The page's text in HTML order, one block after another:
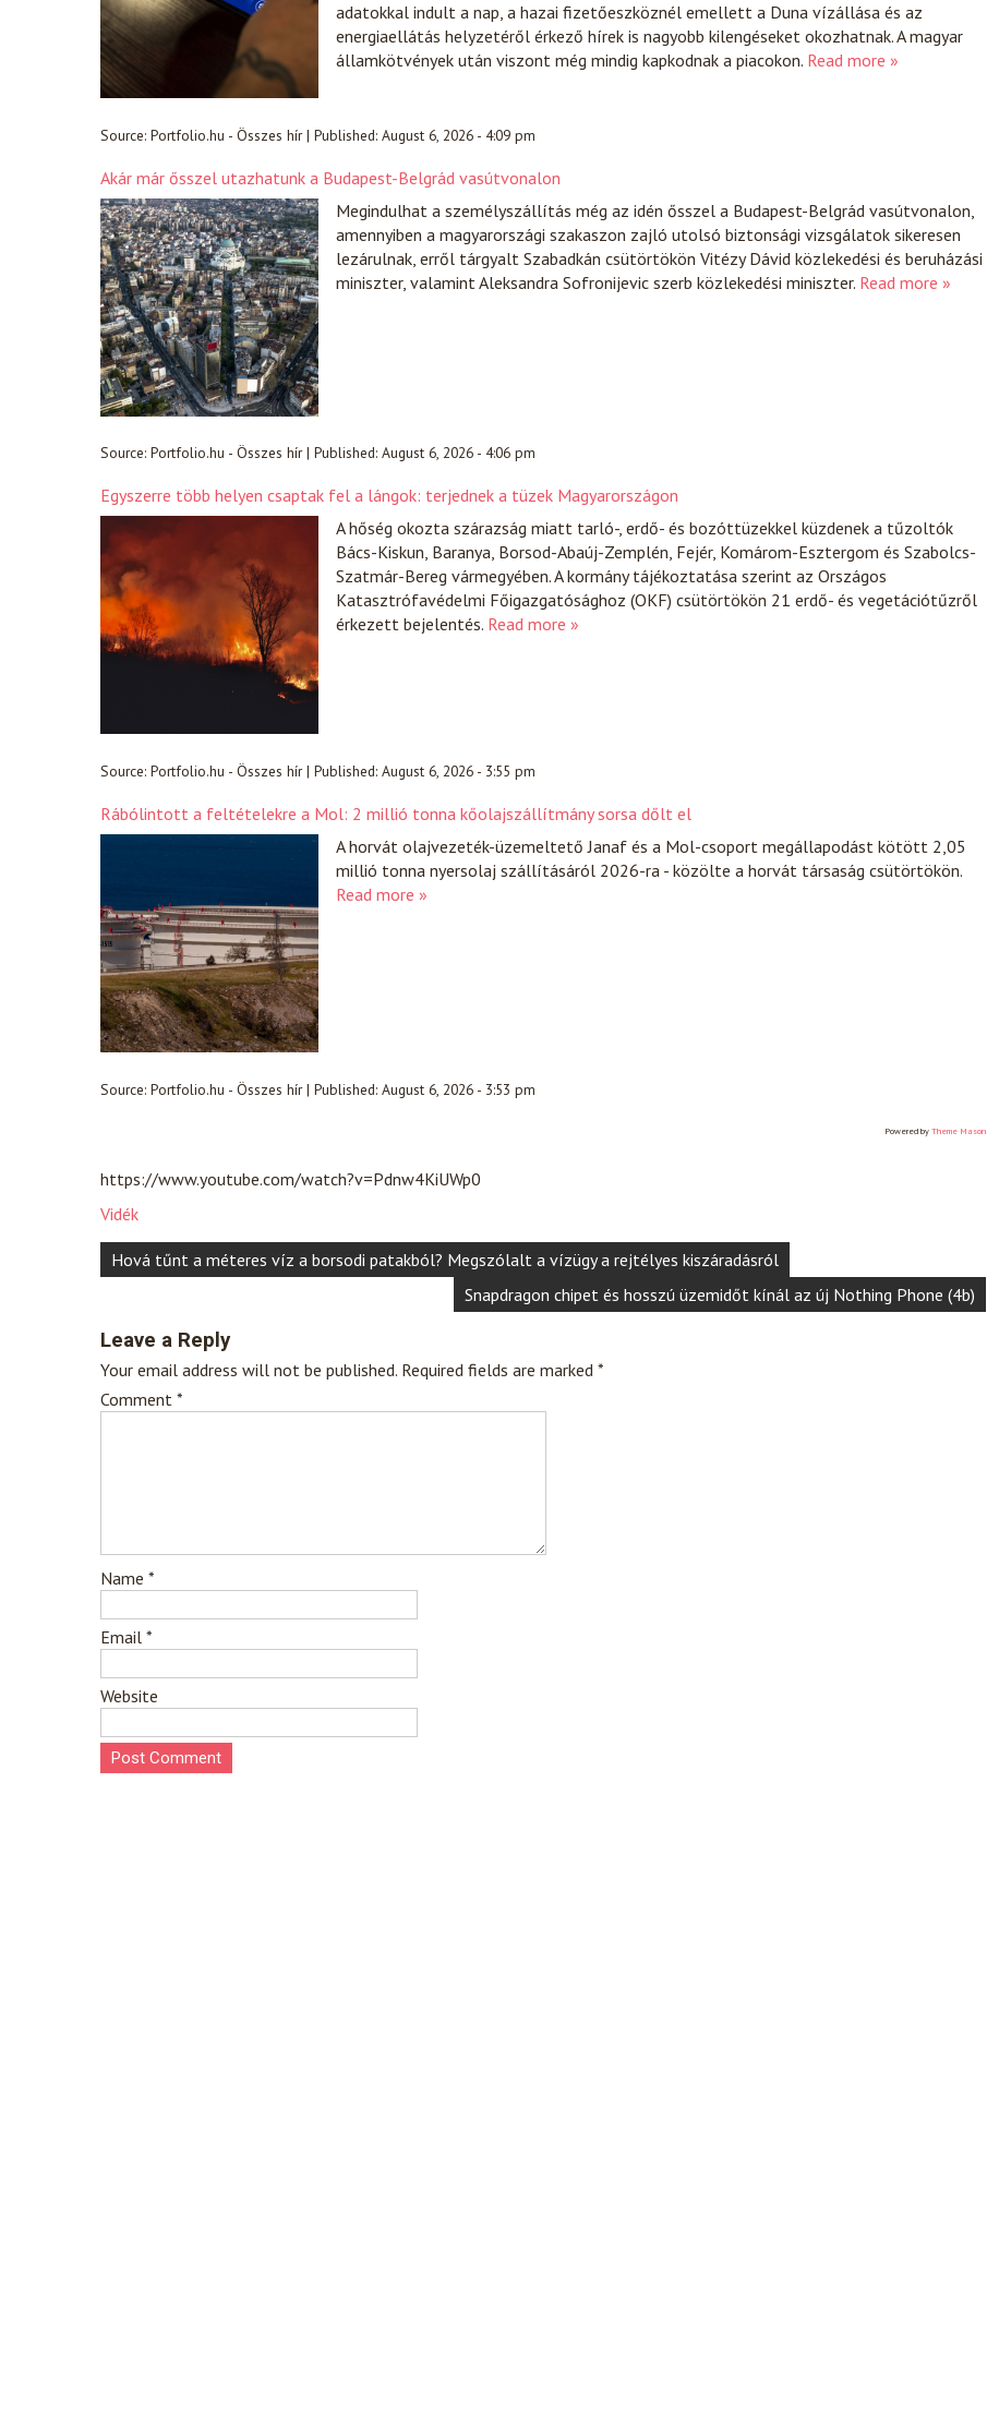
adatokkal indult a nap, a hazai fizetőeszköznél emellett a Duna vízállása és az
energiaellátás helyzetéről érkező hírek is nagyobb kilengéseket okozhatnak. A magyar
államkötvények után viszont még mindig kapkodnak a piacokon. Read more »
Source: Portfolio.hu - Összes hír| Published: August 6, 2026 - 4:09 pm
Akár már ősszel utazhatunk a Budapest-Belgrád vasútvonalon
Megindulhat a személyszállítás még az idén ősszel a Budapest-Belgrád vasútvonalon,
amennyiben a magyarországi szakaszon zajló utolsó biztonsági vizsgálatok sikeresen
lezárulnak, erről tárgyalt Szabadkán csütörtökön Vitézy Dávid közlekedési és beruházási
miniszter, valamint Aleksandra Sofronijevic szerb közlekedési miniszter. Read more »
Source: Portfolio.hu - Összes hír| Published: August 6, 2026 - 4:06 pm
Egyszerre több helyen csaptak fel a lángok: terjednek a tüzek Magyarországon
A hőség okozta szárazság miatt tarló-, erdő- és bozóttüzekkel küzdenek a tűzoltók
Bács-Kiskun, Baranya, Borsod-Abaúj-Zemplén, Fejér, Komárom-Esztergom és Szabolcs-
Szatmár-Bereg vármegyében. A kormány tájékoztatása szerint az Országos
Katasztrófavédelmi Főigazgatósághoz (OKF) csütörtökön 21 erdő- és vegetációtűzről
érkezett bejelentés. Read more »
Source: Portfolio.hu - Összes hír| Published: August 6, 2026 - 3:55 pm
Rábólintott a feltételekre a Mol: 2 millió tonna kőolajszállítmány sorsa dőlt el
A horvát olajvezeték-üzemeltető Janaf és a Mol-csoport megállapodást kötött 2,05
millió tonna nyersolaj szállításáról 2026-ra - közölte a horvát társaság csütörtökön.
Read more »
Source: Portfolio.hu - Összes hír| Published: August 6, 2026 - 3:53 pm
Powered by Theme Mason
https://www.youtube.com/watch?v=Pdnw4KiUWp0
Vidék
Post
navigation
Hová tűnt a méteres víz a borsodi patakból? Megszólalt a vízügy a rejtélyes kiszáradásról
Snapdragon chipet és hosszú üzemidőt kínál az új Nothing Phone (4b)
Leave a Reply
Your email address will not be published. Required fields are marked *
Comment *
Name *
Email *
Website